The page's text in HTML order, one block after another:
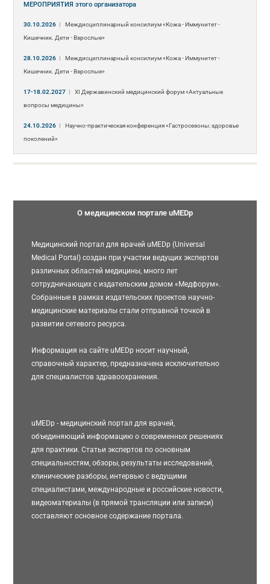
МЕРОПРИЯТИЯэтого организатора
30.10.2026 |
Междисциплинарный консилиум «Кожа - Иммунитет -
Кишечник. Дети - Взрослые»
28.10.2026 |
Междисциплинарный консилиум «Кожа - Иммунитет -
Кишечник. Дети - Взрослые»
17-18.02.2027 |
XI Державинский медицинский форум «Актуальные
вопросы медицины»
24.10.2026 |
Научно-практическая конференция «Гастросезоны: здоровье
поколений»
О медицинском портале uMEDp
Медицинский портал для врачей uMEDp (Universal
Medical Portal) создан при участии ведущих экспертов
различных областей медицины, много лет
сотрудничающих с издательским домом «Медфорум».
Собранные в рамках издательских проектов научно-
медицинские материалы стали отправной точкой в
развитии сетевого ресурса.
Информация на сайте uMEDp носит научный,
справочный характер, предназначена исключительно
для специалистов здравоохранения.
uMEDp - медицинский портал для врачей,
объединяющий информацию о современных решениях
для практики. Статьи экспертов по основным
специальностям, обзоры, результаты исследований,
клинические разборы, интервью с ведущими
специалистами, международные и российские новости,
видеоматериалы (в прямой трансляции или записи)
составляют основное содержание портала.